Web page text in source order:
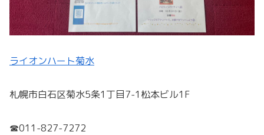
ライオンハート菊水
札幌市白石区菊水5条1丁目7-1松本ビル1F
☎011-827-7272